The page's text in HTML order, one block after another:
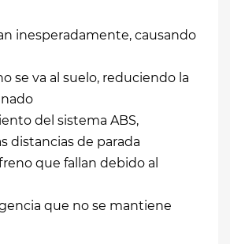
inesperadamente, causando
se va al suelo, reduciendo la
del sistema ABS,
distancias de parada
que fallan debido al
que no se mantiene